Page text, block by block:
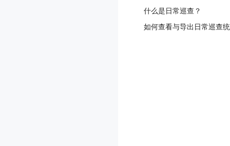
什么是日常巡查？
如何查看与导出日常巡查